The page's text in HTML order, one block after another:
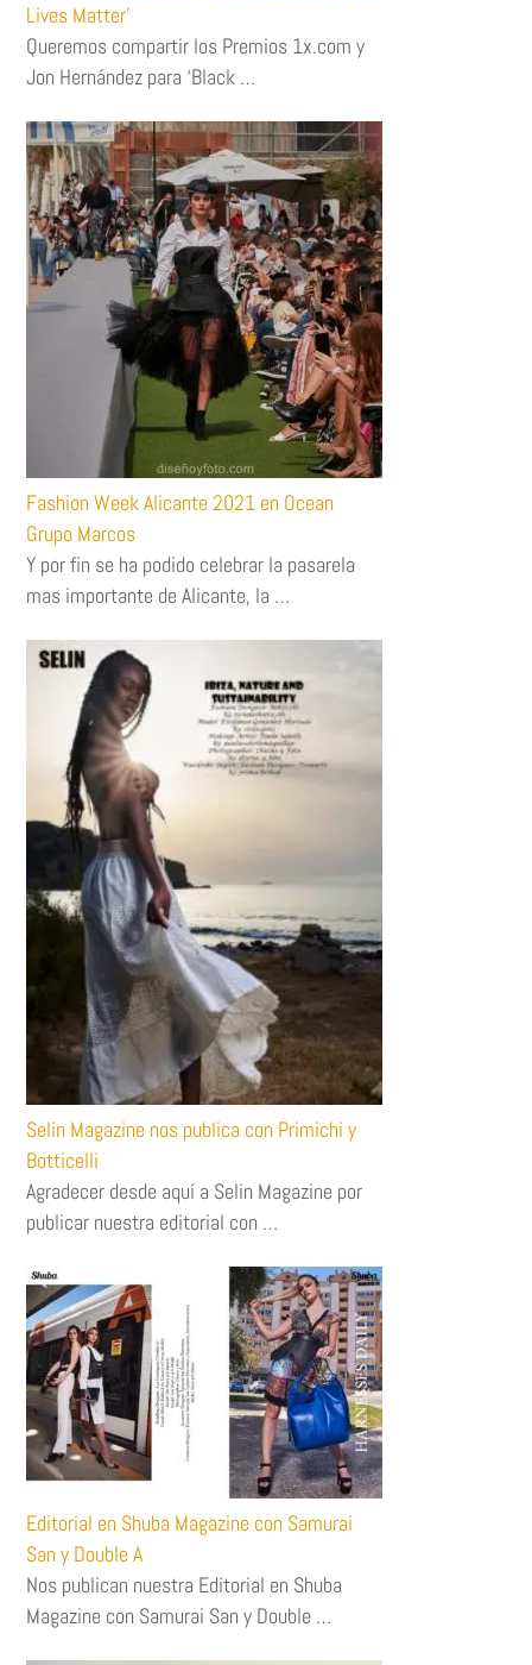
Lives Matter’
Queremos compartir los Premios 1x.com y
Jon Hernández para ‘Black …
Fashion Week Alicante 2021 en Ocean
Grupo Marcos
Y por fin se ha podido celebrar la pasarela
mas importante de Alicante, la …
Selin Magazine nos publica con Primichi y
Botticelli
Agradecer desde aquí a Selin Magazine por
publicar nuestra editorial con …
Editorial en Shuba Magazine con Samurai
San y Double A
Nos publican nuestra Editorial en Shuba
Magazine con Samurai San y Double …